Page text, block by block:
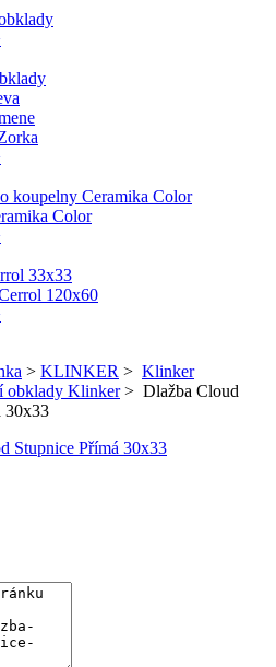
koupelny Ceramika Color
Color
33x33
120x60
> KLINKER > Klinker
obklady Klinker> Dlažba Cloud
30x33